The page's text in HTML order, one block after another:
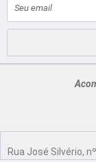
mail
Rua José Silvério,